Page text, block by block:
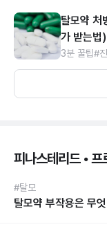
탈모약 처
가 받는법)
3분 꿀팁#
피나스테리드 • 프
#탈모
탈모약 부작용은 무